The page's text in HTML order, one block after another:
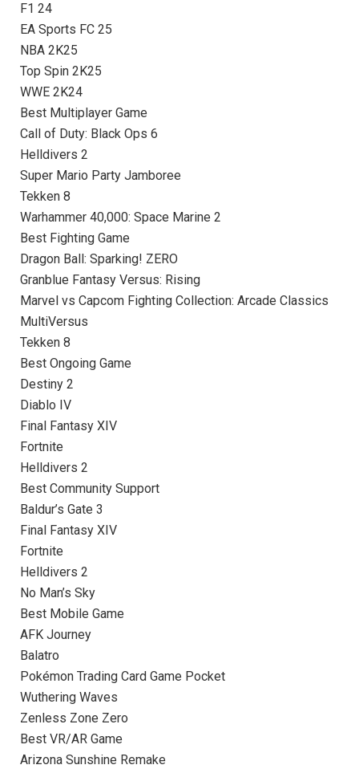
F1 24
EA Sports FC 25
NBA 2K25
Top Spin 2K25
WWE 2K24
Best Multiplayer Game
Call of Duty: Black Ops 6
Helldivers 2
Super Mario Party Jamboree
Tekken 8
Warhammer 40,000: Space Marine 2
Best Fighting Game
Dragon Ball: Sparking! ZERO
Granblue Fantasy Versus: Rising
Marvel vs Capcom Fighting Collection: Arcade Classics
MultiVersus
Tekken 8
Best Ongoing Game
Destiny 2
Diablo IV
Final Fantasy XIV
Fortnite
Helldivers 2
Best Community Support
Baldur’s Gate 3
Final Fantasy XIV
Fortnite
Helldivers 2
No Man’s Sky
Best Mobile Game
AFK Journey
Balatro
Pokémon Trading Card Game Pocket
Wuthering Waves
Zenless Zone Zero
Best VR/AR Game
Arizona Sunshine Remake